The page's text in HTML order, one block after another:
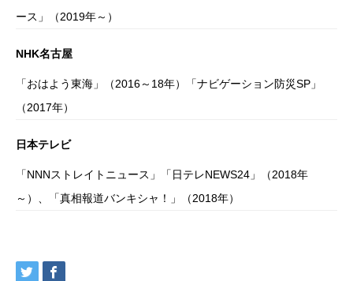
ース」（2019年～）
NHK名古屋
「おはよう東海」（2016～18年）「ナビゲーション防災SP」
（2017年）
日本テレビ
「NNNストレイトニュース」「日テレNEWS24」（2018年
～）、「真相報道バンキシャ！」（2018年）